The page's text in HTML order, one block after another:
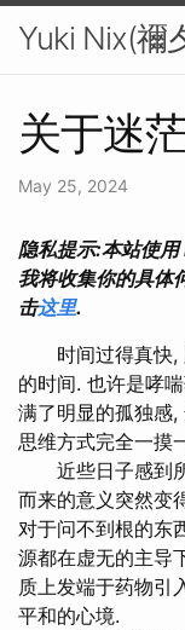
Yuki Nix(禰
关于迷
May 25, 2024
隐私提示:本站使
我将收集你的具体
击这里.
时间过得真快,
的时间. 也许是哮
满了明显的孤独感
思维方式完全一摸
近些日子感到所
而来的意义突然变
对于问不到根的东
源都在虚无的主导
质上发端于药物引
平和的心境.